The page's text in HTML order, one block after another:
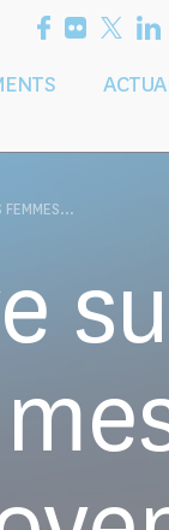
FEMMES...